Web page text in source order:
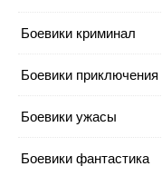
Боевики криминал
Боевики приключения
Боевики ужасы
Боевики фантастика